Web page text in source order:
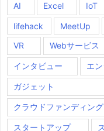
AI Excel IoT
lifehack MeetUp
VR
Webサービス
インタビュー エ
ガジェット
クラウドファンディング
スタートアップ